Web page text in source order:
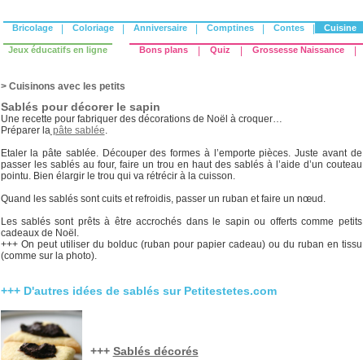
Bricolage Coloriage Anniversaire Comptines Contes Cuisine
Jeux éducatifs en ligne Bons plans Quiz Grossesse Naissance
> Cuisinons avec les petits
Sablés pour décorer le sapin
Une recette pour fabriquer des décorations de Noël à croquer…
Préparer lapâte sablée.
Etaler la pâte sablée. Découper des formes à l’emporte pièces. Juste avant de
passer les sablés au four, faire un trou en haut des sablés à l’aide d’un couteau
pointu. Bien élargir le trou qui va rétrécir à la cuisson.
Quand les sablés sont cuits et refroidis, passer un ruban et faire un nœud.
Les sablés sont prêts à être accrochés dans le sapin ou offerts comme petits
cadeaux de Noël.
+++ On peut utiliser du bolduc (ruban pour papier cadeau) ou du ruban en tissu
(comme sur la photo).
+++ D'autres idées de sablés sur Petitestetes.com
+++ Sablés décorés